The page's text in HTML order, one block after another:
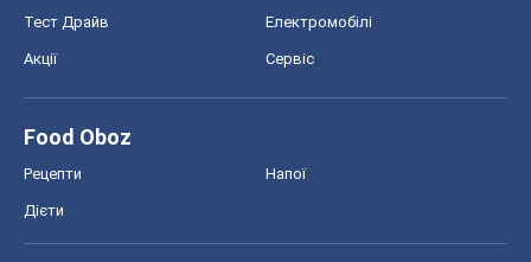
Тест Драйв Електромобілі
Акції Сервіс
Food Oboz
Рецепти Напої
Дієти